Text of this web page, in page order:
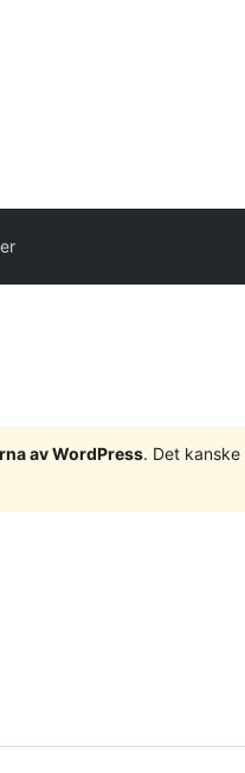
av WordPress. Det